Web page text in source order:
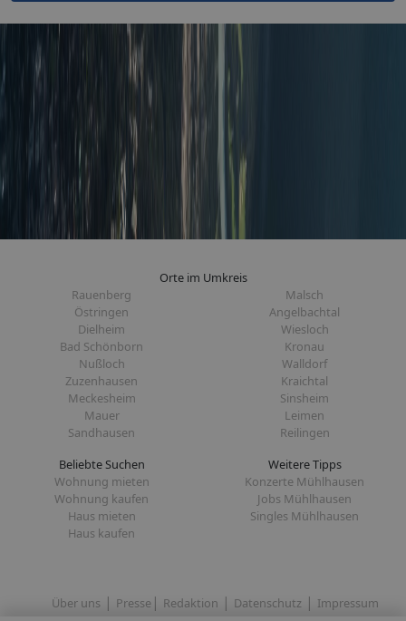
Orte im Umkreis
Rauenberg
Malsch
Östringen
Angelbachtal
Dielheim
Wiesloch
Bad Schönborn
Kronau
Nußloch
Walldorf
Zuzenhausen
Kraichtal
Meckesheim
Sinsheim
Mauer
Leimen
Sandhausen
Reilingen
Beliebte Suchen
Wohnung mieten
Wohnung kaufen
Haus mieten
Haus kaufen
Weitere Tipps
Konzerte Mühlhausen
Jobs Mühlhausen
Singles Mühlhausen
Über uns | Presse | Redaktion | Datenschutz | Impressum